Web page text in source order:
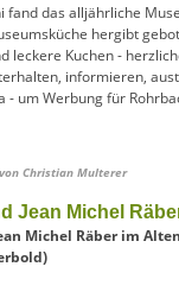
fand das alljährliche
hergibt
leckere Kuchen -
informieren,
- um Werbung für
von Christian Multerer
Jean Michel
Michel Räber im